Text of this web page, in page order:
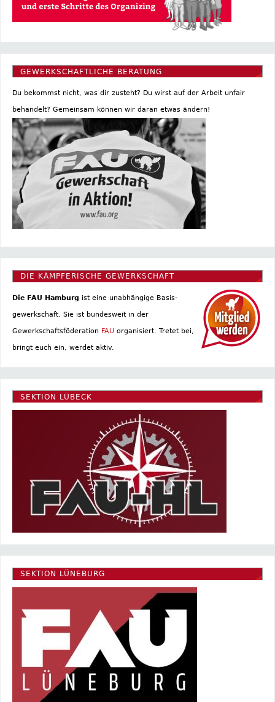
GEWERKSCHAFTLICHE BERATUNG
Du bekommst nicht, was dir zusteht? Du wirst auf der Arbeit unfair
behandelt? Gemeinsam können wir daran etwas ändern!
DIE KÄMPFERISCHE GEWERKSCHAFT
Die FAU Hamburg ist eine un­abhängige Basis­
gewerkschaft. Sie ist bundesweit in der
Gewerkschaftsföderation FAU organisiert. Tretet bei,
bringt euch ein, werdet aktiv.
SEKTION LÜBECK
SEKTION LÜNEBURG